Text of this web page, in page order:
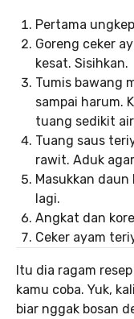
Pertama
Goreng ceker
kesat. Sisihkan.
Tumis bawang
sampai harum.
tuang sedikit
Tuang saus
rawit. Aduk
Masukkan
lagi.
Angkat dan
Ceker ayam
Itu dia ragam
kamu coba. Yuk,
biar nggak bosan